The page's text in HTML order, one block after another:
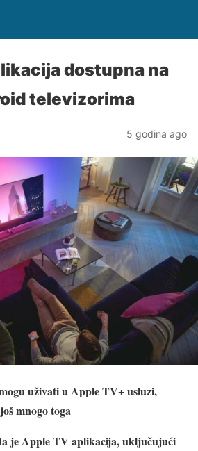
dostupna na
televizorima
5 godina ago
uživati u Apple TV+ usluzi,
mnogo toga
je Apple TV aplikacija, uključujući